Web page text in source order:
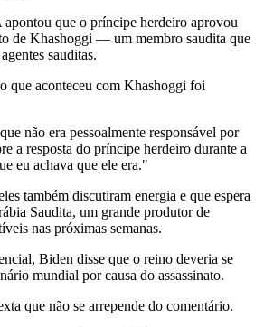
que o príncipe herdeiro aprovou
de Khashoggi — um membro saudita que
sauditas.
que aconteceu com Khashoggi foi
não era pessoalmente responsável por
a resposta do príncipe herdeiro durante a
eu achava que ele era."
também discutiram energia e que espera
Saudita, um grande produtor de
nas próximas semanas.
Biden disse que o reino deveria se
mundial por causa do assassinato.
que não se arrepende do comentário.